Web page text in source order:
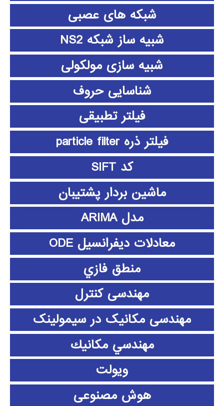
شبکه های عصبی
شبیه ساز شبکه NS2
شبیه سازی مولکولی
شناسایی حروف
فیلتر تطبیقی
فیلتر ذره particle filter
کد SIFT
ماشین بردار پشتیبان
مدل ARIMA
معادلات دیفرانسیل ODE
منطق فازي
مهندسی کنترل
مهندسی مکانیک در سیمولینک
مهندسي مكانيك
ویولت
هوش مصنوعی